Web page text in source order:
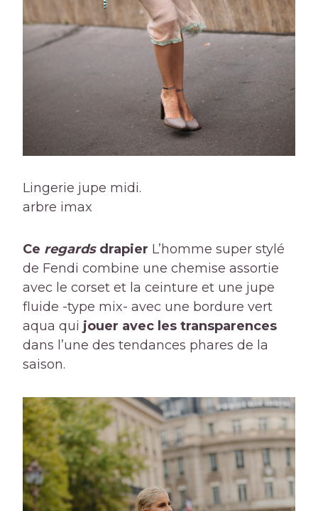
Lingerie jupe midi.
arbre imax
Ce regardsdrapier L’homme super stylé
de Fendi combine une chemise assortie
avec le corset et la ceinture et une jupe
fluide -type mix- avec une bordure vert
aqua qui jouer avec les transparences
dans l’une des tendances phares de la
saison.